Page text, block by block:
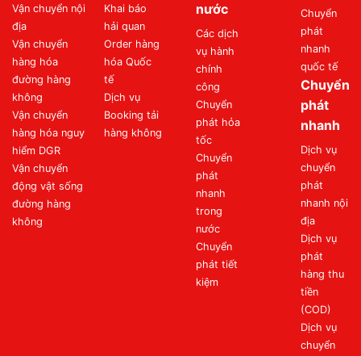
Vận chuyển nội
địa
Vận chuyển
hàng hóa
đường hàng
không
Vận chuyển
hàng hóa nguy
hiểm DGR
Vận chuyển
động vật sống
đường hàng
không
Khai báo
hải quan
Order hàng
hóa Quốc
tế
Dịch vụ
Booking tải
hàng không
nước
Các dịch
vụ hành
chính
công
Chuyển
phát hỏa
tốc
Chuyển
phát
nhanh
trong
nước
Chuyển
phát tiết
kiệm
Chuyển
phát
nhanh
quốc tế
Chuyển
phát
nhanh
Dịch vụ
chuyển
phát
nhanh nội
địa
Dịch vụ
phát
hàng thu
tiền
(COD)
Dịch vụ
chuyển